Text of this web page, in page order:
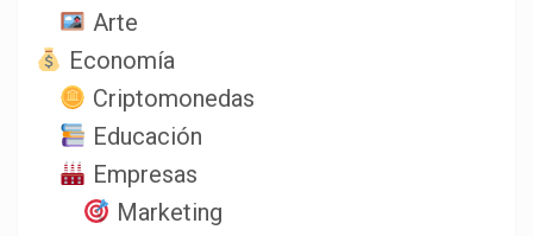
Arte
Economía
Criptomonedas
Educación
Empresas
Marketing